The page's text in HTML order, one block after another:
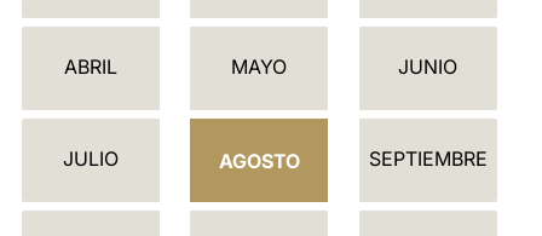
L
D
R
ABRIL MAYO JUNIO
JULIO AGOSTO SEPTIEMBRE